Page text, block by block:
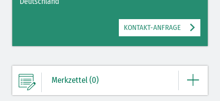
KONTAKT-ANFRAGE
Merkzettel (0)